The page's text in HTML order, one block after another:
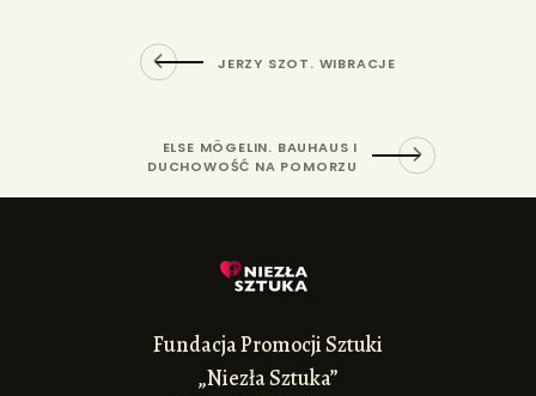
JERZY SZOT. WIBRACJE
ELSE MÖGELIN. BAUHAUS I
DUCHOWOŚĆ NA POMORZU
Fundacja Promocji Sztuki
„Niezła Sztuka”